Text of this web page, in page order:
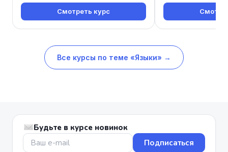
Смотреть курс
Все курсы по теме «Языки» →
Будьте в курсе новинок
Подписаться